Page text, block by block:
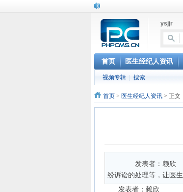
ysjjr
首页 医生经纪人资讯
视频专辑 搜索
首页 > 医生经纪人资讯 > 正文
发表者：赖欣 医
纷诉讼的处理等，让医
发表者：赖欣